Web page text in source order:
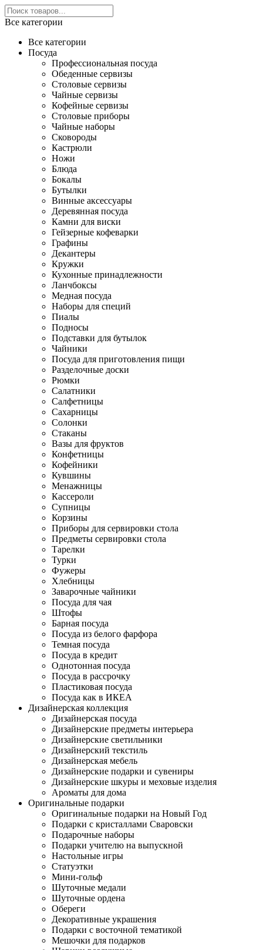
Все категории
Все категории
Посуда
Профессиональная посуда
Обеденные сервизы
Столовые сервизы
Чайные сервизы
Кофейные сервизы
Столовые приборы
Чайные наборы
Сковороды
Кастрюли
Ножи
Блюда
Бокалы
Бутылки
Винные аксессуары
Деревянная посуда
Камни для виски
Гейзерные кофеварки
Графины
Декантеры
Кружки
Кухонные принадлежности
Ланчбоксы
Медная посуда
Наборы для специй
Пиалы
Подносы
Подставки для бутылок
Чайники
Посуда для приготовления пищи
Разделочные доски
Рюмки
Салатники
Салфетницы
Сахарницы
Солонки
Стаканы
Вазы для фруктов
Конфетницы
Кофейники
Кувшины
Менажницы
Кассероли
Супницы
Корзины
Приборы для сервировки стола
Предметы сервировки стола
Тарелки
Турки
Фужеры
Хлебницы
Заварочные чайники
Посуда для чая
Штофы
Барная посуда
Посуда из белого фарфора
Темная посуда
Посуда в кредит
Однотонная посуда
Посуда в рассрочку
Пластиковая посуда
Посуда как в ИКЕА
Дизайнерская коллекция
Дизайнерская посуда
Дизайнерские предметы интерьера
Дизайнерские светильники
Дизайнерский текстиль
Дизайнерская мебель
Дизайнерские подарки и сувениры
Дизайнерские шкуры и меховые изделия
Ароматы для дома
Оригинальные подарки
Оригинальные подарки на Новый Год
Подарки с кристаллами Сваровски
Подарочные наборы
Подарки учителю на выпускной
Настольные игры
Статуэтки
Мини-гольф
Шуточные медали
Шуточные ордена
Обереги
Декоративные украшения
Подарки с восточной тематикой
Мешочки для подарков